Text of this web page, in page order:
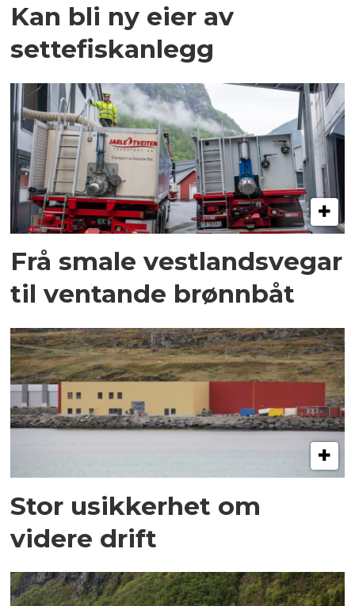
Kan bli ny eier av
settefiskanlegg
Frå smale vestlandsvegar
til ventande brønnbåt
Stor usikkerhet om
videre drift